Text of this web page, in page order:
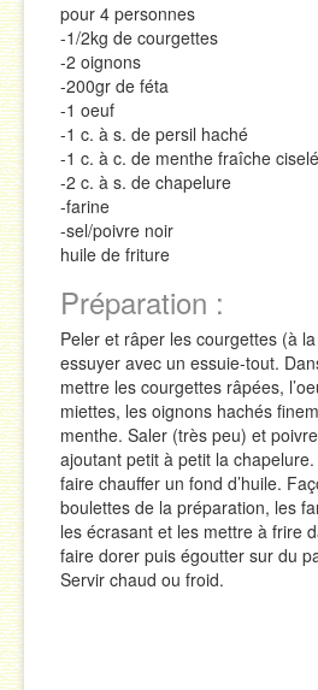
pour 4 personnes
-1/2kg de courgettes
-2 oignons
-200gr de féta
-1 oeuf
-1 c. à s. de persil haché
-1 c. à c. de menthe fraîche
-2 c. à s. de chapelure
-farine
-sel/poivre noir
huile de friture
Préparation :
Peler et râper les courgettes (à
essuyer avec un essuie-tout.
mettre les courgettes râpées,
miettes, les oignons hachés
menthe. Saler (très peu) et
ajoutant petit à petit la
faire chauffer un fond d’huile.
boulettes de la préparation, les
les écrasant et les mettre à frire
faire dorer puis égoutter sur du
Servir chaud ou froid.